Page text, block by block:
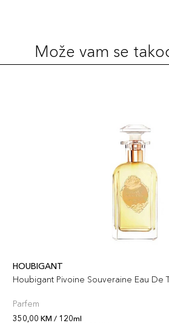
Može vam se
HOUBIGANT
Houbigant Pivoine Souveraine Eau De
Parfem
350,00 KM / 120ml